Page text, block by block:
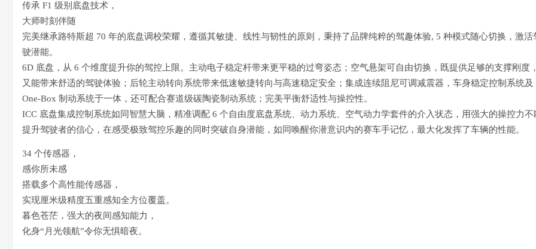
传承 F1 级别底盘技术，
大师时刻伴随
完美继承路特斯超 70 年的底盘调校荣耀，遵循其敏捷、线性与韧性的原则，秉持了品牌纯粹的驾趣体验, 5 种模式随心切换，激活
驶潜能。
6D 底盘，从 6 个维度提升你的驾控上限。主动电子稳定杆带来更平稳的过弯姿态；空气悬架可自由切换，既提供足够的支撑刚度
又能带来舒适的驾驶体验；后轮主动转向系统带来低速敏捷转向与高速稳定安全；集成连续阻尼可调减震器，车身稳定控制系统及
One-Box 制动系统于一体，还可配合赛道级碳陶瓷制动系统；完美平衡舒适性与操控性。
ICC 底盘集成控制系统如同智慧大脑，精准调配 6 个自由度底盘系统、动力系统、空气动力学套件的介入状态，用强大的操控力不
提升驾驶者的信心，在感受极致驾控乐趣的同时突破自身潜能，如同唤醒你潜意识内的赛车手记忆，最大化发挥了车辆的性能。
34 个传感器，
感你所未感
搭载多个高性能传感器，
实现厘米级精度五重感知全方位覆盖。
暮色苍茫，强大的夜间感知能力，
化身“月光领航”令你无惧暗夜。